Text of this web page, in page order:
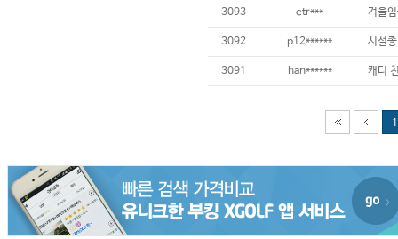
3093 etr***
3092 p12******
3091 han******
1